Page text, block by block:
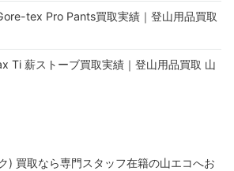
tex Pro Pants買取実績｜登山用品買取
Ti 薪ストーブ買取実績｜登山用品買取 山
) 買取なら専門スタッフ在籍の山エコへお